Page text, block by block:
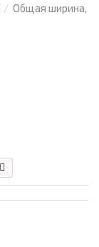
Общая ширина,